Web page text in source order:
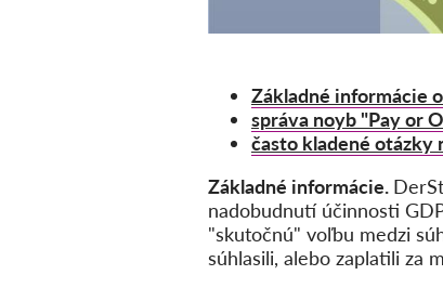
Základné informácie
správa noyb "Pay or
často kladené otázky
Základné informácie.
nadobudnutí účinnosti
"skutočnú" voľbu medzi
súhlasili, alebo zaplatili za